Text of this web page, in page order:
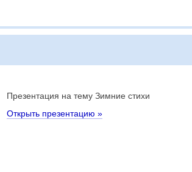
Презентация на тему Зимние стихи
Открыть презентацию »